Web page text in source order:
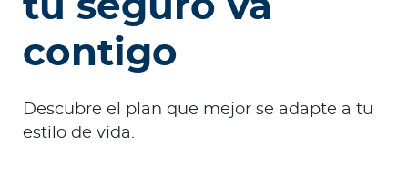
Ingresar a Mi Bupa
tu seguro va
contigo
Descubre el plan que mejor se adapte a tu
estilo de vida.